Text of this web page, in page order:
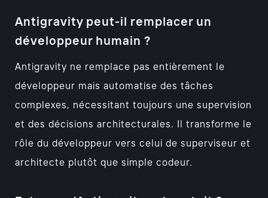
Antigravity peut-il remplacer un
développeur humain ?
Antigravity ne remplace pas entièrement le
développeur mais automatise des tâches
complexes, nécessitant toujours une supervision
et des décisions architecturales. Il transforme le
rôle du développeur vers celui de superviseur et
architecte plutôt que simple codeur.